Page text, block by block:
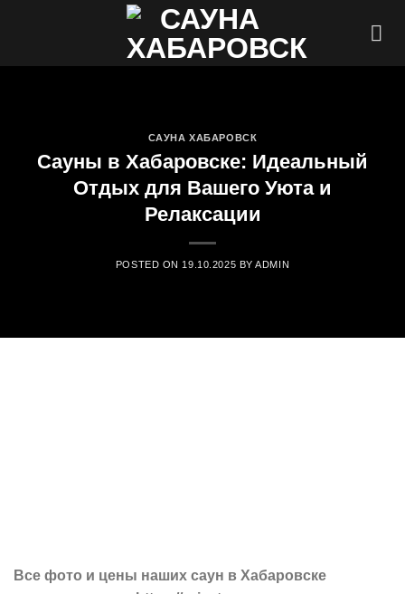
САУНА ХАБАРОВСК
Сауны в Хабаровске: Идеальный
Отдых для Вашего Уюта и
Релаксации
POSTED ON 19.10.2025 BYADMIN
Все фото и цены наших саун в Хабаровске